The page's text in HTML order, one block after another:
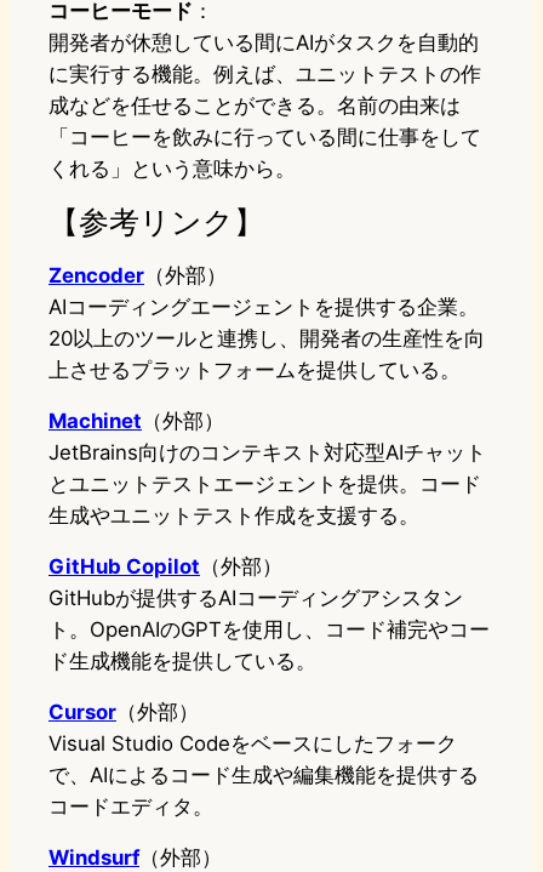
コーヒーモード ：
開発者が休憩している間にAIがタスクを自動的
に実行する機能。例えば、ユニットテストの作
成などを任せることができる。名前の由来は
「コーヒーを飲みに行っている間に仕事をして
くれる」という意味から。
【参考リンク】
Zencoder （外部）
AIコーディングエージェントを提供する企業。
20以上のツールと連携し、開発者の生産性を向
上させるプラットフォームを提供している。
Machinet （外部）
JetBrains向けのコンテキスト対応型AIチャット
とユニットテストエージェントを提供。コード
生成やユニットテスト作成を支援する。
GitHub Copilot （外部）
GitHubが提供するAIコーディングアシスタン
ト。OpenAIのGPTを使用し、コード補完やコー
ド生成機能を提供している。
Cursor （外部）
Visual Studio Codeをベースにしたフォーク
で、AIによるコード生成や編集機能を提供する
コードエディタ。
Windsurf（外部）